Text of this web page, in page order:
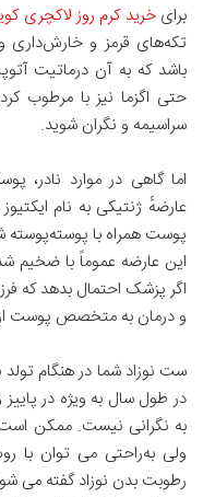
برایخرید کرم روز لاکچری
تکه‌های قرمز و خارش‌داری
باشد که به آن درماتیت
حتی اگزما نیز با مرطوب
سراسیمه و نگران شوید.
اما گاهی در موارد
عارضهٔ ژنتیکی به نام
پوست همراه با
این عارضه عموماً با
اگر پزشک احتمال بدهد که
و درمان به متخصص پوست
ست نوزاد شما در هنگام
در طول سال به ویژه در
به نگرانی نیست. ممکن
ولی به‌راحتی می توان با
رطوبت بدن نوزاد گفته می